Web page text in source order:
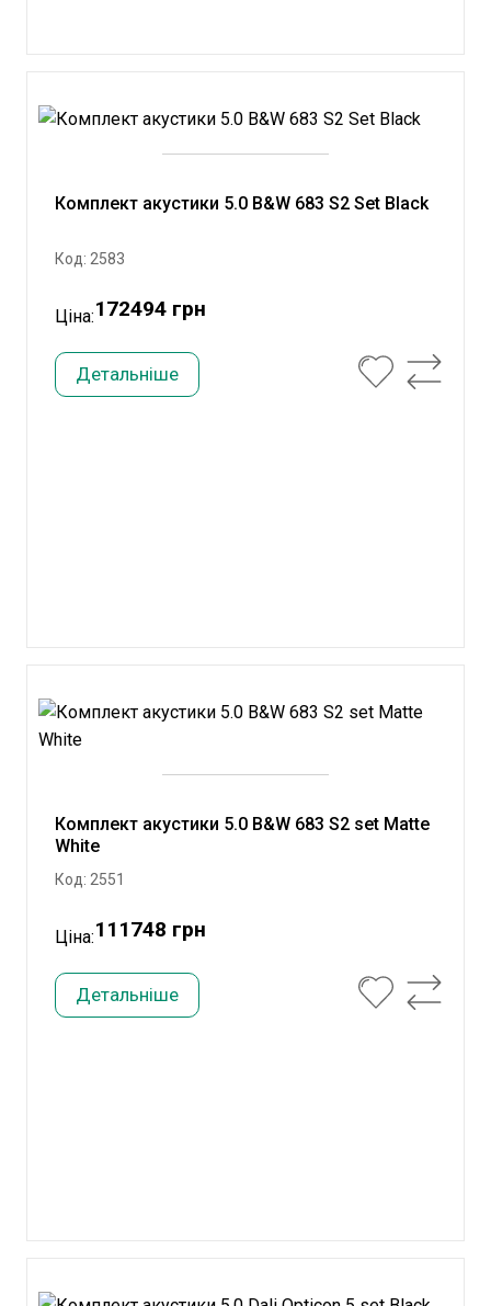
Комплект акустики 5.0 B&W 683 S2 Set Black
Код: 2583
Ціна:172494 грн
Детальніше
Комплект акустики 5.0 B&W 683 S2 set Matte
White
Код: 2551
Ціна:111748 грн
Детальніше